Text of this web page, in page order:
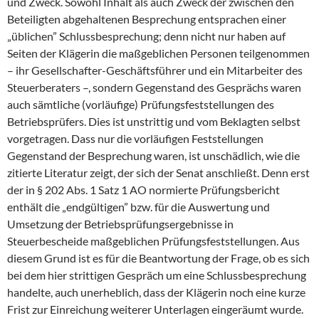
Beteiligten abgehaltenen Besprechung entsprachen einer
„üblichen” Schlussbesprechung; denn nicht nur haben auf
Seiten der Klägerin die maßgeblichen Personen teilgenommen
– ihr Gesellschafter-Geschäftsführer und ein Mitarbeiter des
Steuerberaters –, sondern Gegenstand des Gesprächs waren
auch sämtliche (vorläufige) Prüfungsfeststellungen des
Betriebsprüfers. Dies ist unstrittig und vom Beklagten selbst
vorgetragen. Dass nur die vorläufigen Feststellungen
Gegenstand der Besprechung waren, ist unschädlich, wie die
zitierte Literatur zeigt, der sich der Senat anschließt. Denn erst
der in § 202 Abs. 1 Satz 1 AO normierte Prüfungsbericht
enthält die „endgültigen” bzw. für die Auswertung und
Umsetzung der Betriebsprüfungsergebnisse in
Steuerbescheide maßgeblichen Prüfungsfeststellungen. Aus
diesem Grund ist es für die Beantwortung der Frage, ob es sich
bei dem hier strittigen Gespräch um eine Schlussbesprechung
handelte, auch unerheblich, dass der Klägerin noch eine kurze
Frist zur Einreichung weiterer Unterlagen eingeräumt wurde.